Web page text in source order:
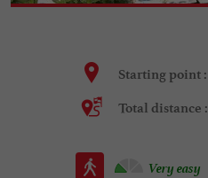
Starting point :
Total distance :
Very easy